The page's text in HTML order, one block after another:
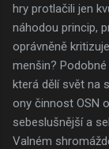
hry protlačili jen
náhodou princip,
oprávněně
menšin?
která dělí svět na
ony činnost OSN
sebeslušnější a
Valném